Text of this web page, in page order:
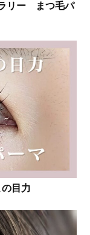
リー まつ毛パ
目力